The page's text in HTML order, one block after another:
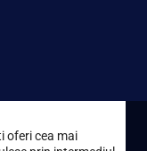
oferi cea mai